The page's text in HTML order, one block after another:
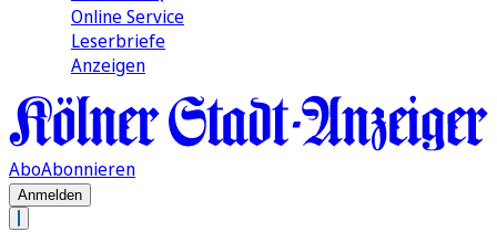
Online Service
Leserbriefe
Anzeigen
AboAbonnieren
Anmelden